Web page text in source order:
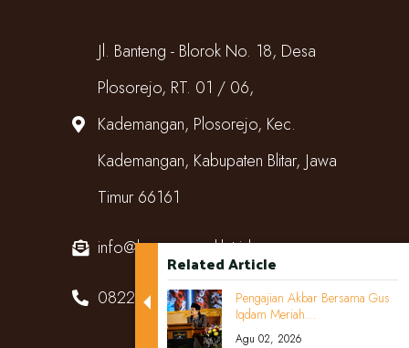
Related Article
Pengajian Akbar Bersama Gus
Iqdam Meriah...
Agu 02, 2026
Jl. Banteng - Blorok No. 18, Desa
Plosorejo, RT. 01 / 06,
Kademangan, Plosorejo, Kec.
Kademangan, Kabupaten Blitar, Jawa
Timur 66161
info@kampungcoklat.id
082220567818